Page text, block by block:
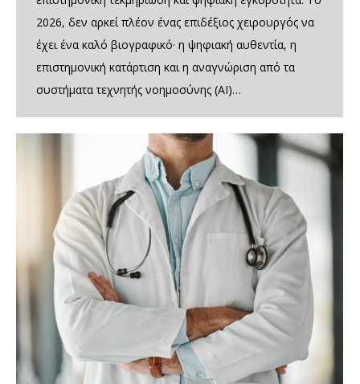
2026, δεν αρκεί πλέον ένας επιδέξιος χειρουργός να
έχει ένα καλό βιογραφικό· η ψηφιακή αυθεντία, η
επιστημονική κατάρτιση και η αναγνώριση από τα
συστήματα τεχνητής νοημοσύνης (AI)…